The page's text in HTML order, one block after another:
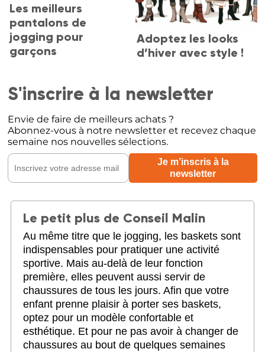
Les meilleurs
pantalons de
jogging pour
garçons
Adoptez les looks
d’hiver avec style !
S'inscrire à la newsletter
Envie de faire de meilleurs achats ?
Abonnez-vous à notre newsletter et recevez chaque
semaine nos nouvelles sélections.
Le petit plus de Conseil Malin
Au même titre que le jogging, les baskets sont
indispensables pour pratiquer une activité
sportive. Mais au-delà de leur fonction
première, elles peuvent aussi servir de
chaussures de tous les jours. Afin que votre
enfant prenne plaisir à porter ses baskets,
optez pour un modèle confortable et
esthétique. Et pour ne pas avoir à changer de
chaussures au bout de quelques semaines